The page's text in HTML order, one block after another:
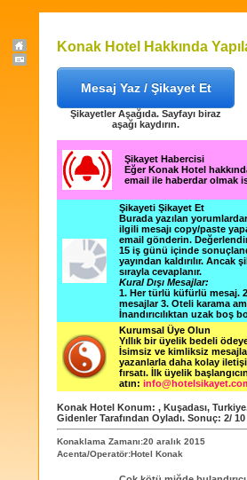
Konak Hotel Hakkında
Mesaj Yaz / Şikayet Et
Şikayetler Aşağıda. Sayfayı biraz
aşağı kaydırın.
Şikayet Habercisi
Eğer Konak Hotel
email ile haberdar olmak
Şikayeti Şikayet Et
Burada yazılan
ilgili mesajı copy/paste
email gönderin.
15 iş günü içinde
yayından kaldırılır.
sırayla cevaplanır.
Kural Dışı Mesajlar:
1. Her türlü küfürlü mesaj.
mesajlar 3. Oteli karama
İnandırıcılıktan uzak boş
Kurumsal Üye Olun
Yıllık bir üyelik bedeli
İsimsiz ve kimliksiz
yazanlarla daha kolay
fırsatı. İlk üyelik
atın:
Konak Hotel Konum: , Kuşadası, Turkiye
Gidenler Tarafından Oyladı. Sonuç: 2/ 10
Konaklama Zamanı:20 aralık 2015
Acenta/Operatör:Hotel Konak